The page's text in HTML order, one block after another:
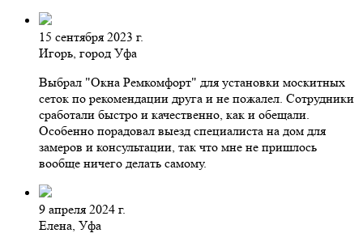
15 сентября 2023 г.
Игорь, город Уфа
Выбрал "Окна Ремкомфорт" для установки москитных
сеток по рекомендации друга и не пожалел. Сотрудники
сработали быстро и качественно, как и обещали.
Особенно порадовал выезд специалиста на дом для
замеров и консультации, так что мне не пришлось
вообще ничего делать самому.
9 апреля 2024 г.
Елена, Уфа